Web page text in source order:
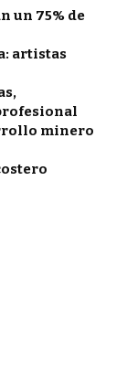
un 75% de
artistas
minero